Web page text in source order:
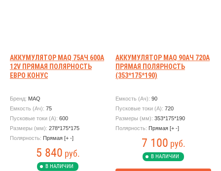
АККУМУЛЯТОР MAQ 75АЧ 600А
12V ПРЯМАЯ ПОЛЯРНОСТЬ
ЕВРО КОНУС
Бренд: MAQ
Емкость (Ач): 75
Пусковые токи (А): 600
Размеры (мм): 278*175*175
Полярность: Прямая [+ -]
5 840 руб.
В НАЛИЧИИ
АККУМУЛЯТОР MAQ 90АЧ 720А
ПРЯМАЯ ПОЛЯРНОСТЬ
(353*175*190)
Емкость (Ач): 90
Пусковые токи (А): 720
Размеры (мм): 353*175*190
Полярность: Прямая [+ -]
7 100 руб.
В НАЛИЧИИ